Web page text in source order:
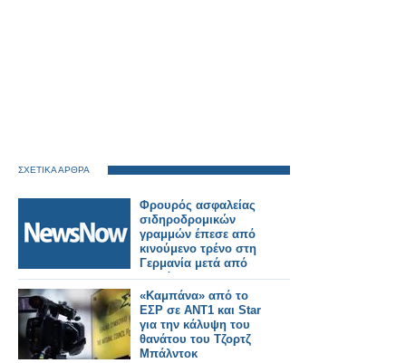
ΣΧΕΤΙΚΑ ΑΡΘΡΑ
Φρουρός ασφαλείας
σιδηροδρομικών
γραμμών έπεσε από
κινούμενο τρένο στη
Γερμανία μετά από
διαμάχη.
«Καμπάνα» από το
ΕΣΡ σε ΑΝΤ1 και Star
για την κάλυψη του
θανάτου του Τζορτζ
Μπάλντοκ